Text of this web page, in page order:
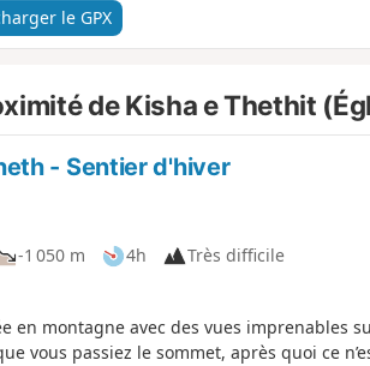
revanche une descente technique !).
de l'état de forme, étant proche de
le GPX
de Kisha e Thethit
- Sentier d'hiver
-1 050 m 4h
Très difficile
en montagne avec des vues imprenables
vous passiez le sommet, après quoi ce